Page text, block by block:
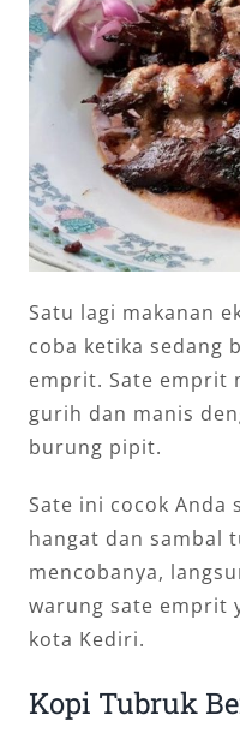
Satu lagi makanan
coba ketika sedang
emprit. Sate emprit
gurih dan manis
burung pipit.
Sate ini cocok Anda
hangat dan sambal
mencobanya,
warung sate emprit
kota Kediri.
Kopi Tubruk